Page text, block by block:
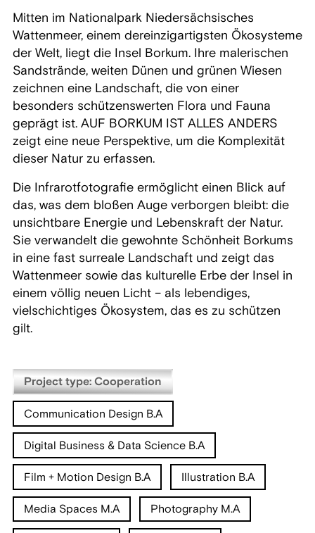
Mitten im Nationalpark Niedersächsisches
Wattenmeer, einem dereinzigartigsten Ökosysteme
der Welt, liegt die Insel Borkum. Ihre malerischen
Sandstrände, weiten Dünen und grünen Wiesen
zeichnen eine Landschaft, die von einer
besonders schützenswerten Flora und Fauna
geprägt ist. AUF BORKUM IST ALLES ANDERS
zeigt eine neue Perspektive, um die Komplexität
dieser Natur zu erfassen.
Die Infrarotfotografie ermöglicht einen Blick auf
das, was dem bloßen Auge verborgen bleibt: die
unsichtbare Energie und Lebenskraft der Natur.
Sie verwandelt die gewohnte Schönheit Borkums
in eine fast surreale Landschaft und zeigt das
Wattenmeer sowie das kulturelle Erbe der Insel in
einem völlig neuen Licht – als lebendiges,
vielschichtiges Ökosystem, das es zu schützen
gilt.
Project type: Cooperation
Communication Design B.A
Digital Business & Data Science B.A
Film + Motion Design B.A Illustration B.A
Media Spaces M.A Photography M.A